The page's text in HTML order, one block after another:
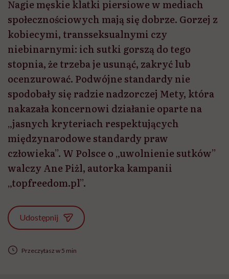
Nagie męskie klatki piersiowe w mediach
społecznościowych mają się dobrze. Gorzej z
kobiecymi, transseksualnymi czy
niebinarnymi: ich sutki gorszą do tego
stopnia, że trzeba je usunąć, zakryć lub
ocenzurować. Podwójne standardy nie
spodobały się radzie nadzorczej Mety, która
nakazała koncernowi działanie oparte na
„jasnych kryteriach respektujących
międzynarodowe standardy praw
człowieka”. W Polsce o „uwolnienie sutków”
walczy Ane Piżl, autorka kampanii
„topfreedom.pl”.
Udostępnij
Przeczytasz w 5 min